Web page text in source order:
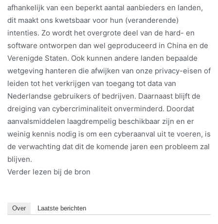
afhankelijk van een beperkt aantal aanbieders en landen,
dit maakt ons kwetsbaar voor hun (veranderende)
intenties. Zo wordt het overgrote deel van de hard- en
software ontworpen dan wel geproduceerd in China en de
Verenigde Staten. Ook kunnen andere landen bepaalde
wetgeving hanteren die afwijken van onze privacy-eisen of
leiden tot het verkrijgen van toegang tot data van
Nederlandse gebruikers of bedrijven. Daarnaast blijft de
dreiging van cybercriminaliteit onverminderd. Doordat
aanvalsmiddelen laagdrempelig beschikbaar zijn en er
weinig kennis nodig is om een cyberaanval uit te voeren, is
de verwachting dat dit de komende jaren een probleem zal
blijven.
Verder lezen bij de bron
Over Laatste berichten